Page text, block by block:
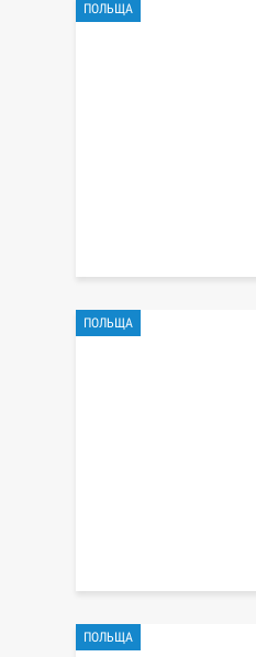
ПОЛЬЩА
ПОЛЬЩА
ПОЛЬЩА